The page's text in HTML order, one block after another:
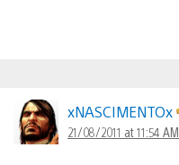
xNASCIMENTOx
21/08/2011 at 11:54 AM